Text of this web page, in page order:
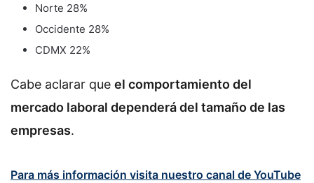
Norte 28%
Occidente 28%
CDMX 22%
Cabe aclarar que el comportamiento del
mercado laboral dependerá del tamaño de las
empresas.
Para más información visita nuestro canal de YouTube